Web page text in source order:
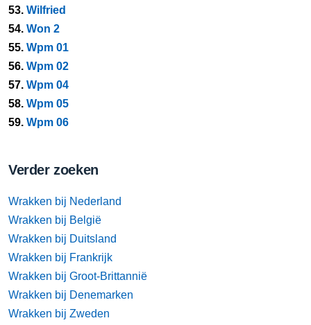
53. Wilfried
54. Won 2
55. Wpm 01
56. Wpm 02
57. Wpm 04
58. Wpm 05
59. Wpm 06
Verder zoeken
Wrakken bij Nederland
Wrakken bij België
Wrakken bij Duitsland
Wrakken bij Frankrijk
Wrakken bij Groot-Brittannië
Wrakken bij Denemarken
Wrakken bij Zweden